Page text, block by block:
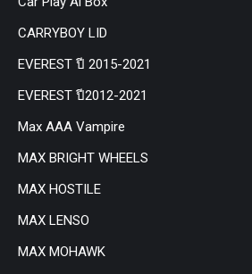
CARRYBOY LID
EVEREST ปี 2015-2021
EVEREST ปี2012-2021
Max AAA Vampire
MAX BRIGHT WHEELS
MAX HOSTILE
MAX LENSO
MAX MOHAWK